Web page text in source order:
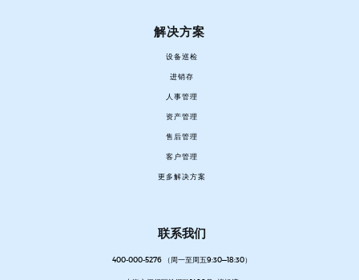
解决方案
设备巡检
进销存
人事管理
资产管理
售后管理
客户管理
更多解决方案
联系我们
400-000-5276 （周一至周五9:30—18:30）